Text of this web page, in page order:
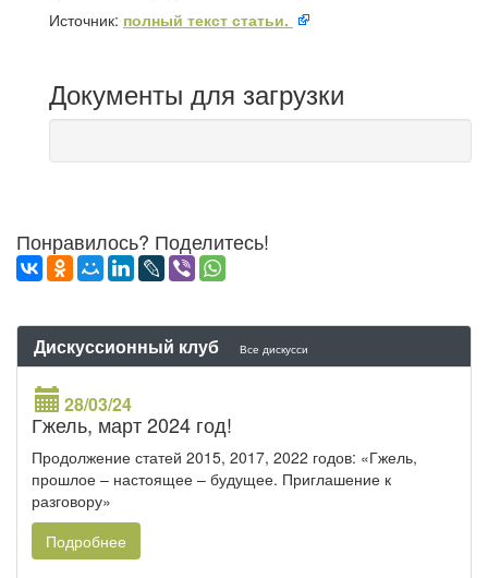
Источник: полный текст статьи.
Документы для загрузки
Понравилось? Поделитесь!
Дискуссионный клуб Все дискусси
28/03/24
Гжель, март 2024 год!
Продолжение статей 2015, 2017, 2022 годов: «Гжель,
прошлое – настоящее – будущее. Приглашение к
разговору»
Подробнее